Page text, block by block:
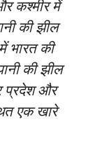
कश्मीर में
की झील
भारत की
की झील
प्रदेश और
एक खारे